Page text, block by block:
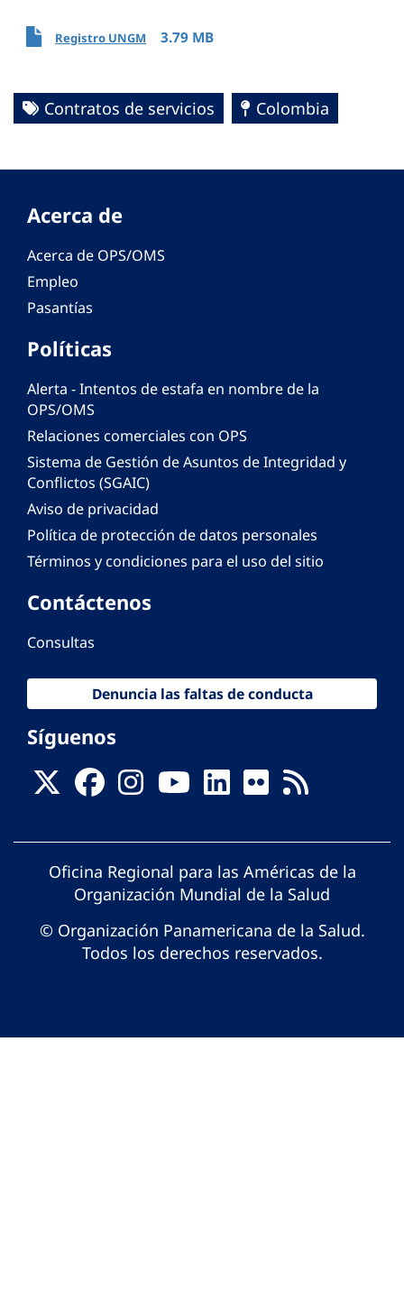
Registro UNGM 3.79 MB
Contratos de servicios Colombia
Acerca de
Acerca de OPS/OMS
Empleo
Pasantías
Políticas
Alerta - Intentos de estafa en nombre de la
OPS/OMS
Relaciones comerciales con OPS
Sistema de Gestión de Asuntos de Integridad y
Conflictos (SGAIC)
Aviso de privacidad
Política de protección de datos personales
Términos y condiciones para el uso del sitio
Contáctenos
Consultas
Denuncia las faltas de conducta
Síguenos
Oficina Regional para las Américas de la
Organización Mundial de la Salud
© Organización Panamericana de la Salud.
Todos los derechos reservados.